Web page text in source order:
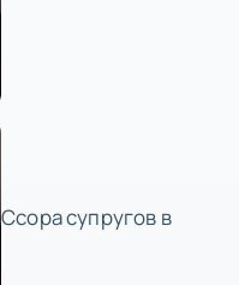
Ссора супругов в